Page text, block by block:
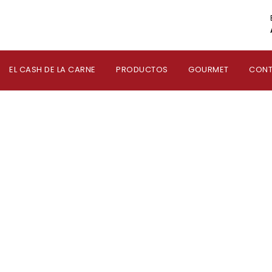
EL CASH DE LA CARNE PRODUCTOS GOURMET